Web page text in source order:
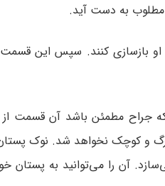
مطلوب به دست آید.
بازسازی کنند. سپس این قسمت
جراح مطمئن باشد آن قسمت
و کوچک نخواهد شد. نوک
آن را می‌توانید به پستان